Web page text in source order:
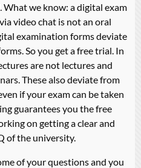
we know: a digital exam
video chat is not an oral
examination forms deviate
So you get a free trial. In
are not lectures and
These also deviate from
if your exam can be taken
guarantees you the free
on getting a clear and
of the university.
of your questions and you